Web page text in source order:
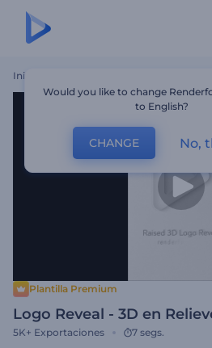
Inicio
Plantilla Premium
Logo Reveal - 3D en
5K+ Exportaciones 7 segs.
Would you like to change
to English?
CHANGE No,